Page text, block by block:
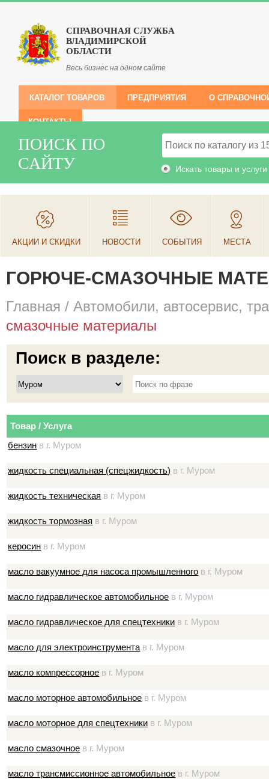
СПРАВОЧНАЯ СЛУЖБА
ВЛАДИМИРСКОЙ
ОБЛАСТИ
Весь бизнес на одном сайте
КАТАЛОГ ТОВАРОВ ПРЕДПРИЯТИЯ О
КОНТАКТЫ
ПОИСК ПО
САЙТУ
Искать товары и услуги
АКЦИИ И СКИДКИ НОВОСТИ СОБЫТИЯ МЕСТА
ГОРЮЧЕ-СМАЗОЧНЫЕ
Главная /Автомобили, автосервис,
смазочные материалы
Поиск в разделе:
Товар / Услуга
бензин в г. Муром
жидкость специальная (спецжидкость) в г. Муром
жидкость техническая в г. Муром
жидкость тормозная в г. Муром
керосин в г. Муром
масло вакуумное для насоса промышленного в г. Муром
масло гидравлическое автомобильное в г. Муром
масло гидравлическое для спецтехники в г. Муром
масло для электроинструмента в г. Муром
масло компрессорное в г. Муром
масло моторное автомобильное в г. Муром
масло моторное для спецтехники в г. Муром
масло смазочное в г. Муром
масло трансмиссионное автомобильное в г. Муром